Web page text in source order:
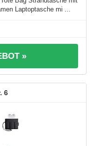
Laptoptasche mi ...
»
6